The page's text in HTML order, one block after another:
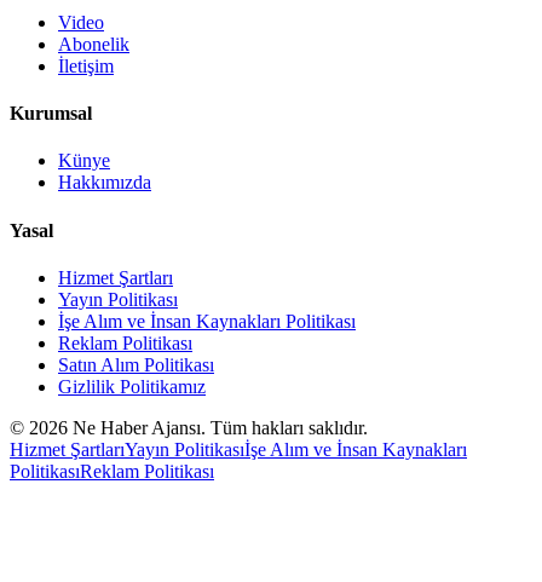
Video
Abonelik
İletişim
Kurumsal
Künye
Hakkımızda
Yasal
Hizmet Şartları
Yayın Politikası
İşe Alım ve İnsan Kaynakları Politikası
Reklam Politikası
Satın Alım Politikası
Gizlilik Politikamız
© 2026 Ne Haber Ajansı. Tüm hakları saklıdır.
Hizmet ŞartlarıYayın Politikasıİşe Alım ve İnsan Kaynakları
PolitikasıReklam Politikası